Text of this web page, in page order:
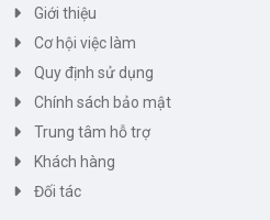
Giới thiệu
Cơ hội việc làm
Quy định sử dụng
Chính sách bảo mật
Trung tâm hỗ trợ
Khách hàng
Đối tác